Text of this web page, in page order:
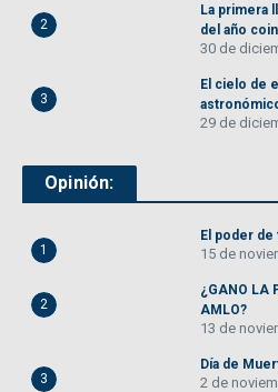
2
La primera
del año
30 de
3
El cielo de
29 de
Opinión:
1
El poder de
15 de
2
¿GANO LA
AMLO?
13 de
3
Día de
2 de